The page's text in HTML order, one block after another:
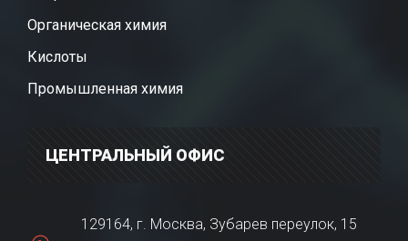
Органическая химия
Кислоты
Промышленная химия
ЦЕНТРАЛЬНЫЙ ОФИС
129164, г. Москва, Зубарев переулок, 15